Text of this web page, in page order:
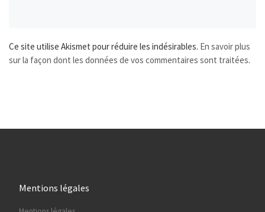
Ce site utilise Akismet pour réduire les indésirables. En savoir plus
sur la façon dont les données de vos commentaires sont traitées.
Mentions légales